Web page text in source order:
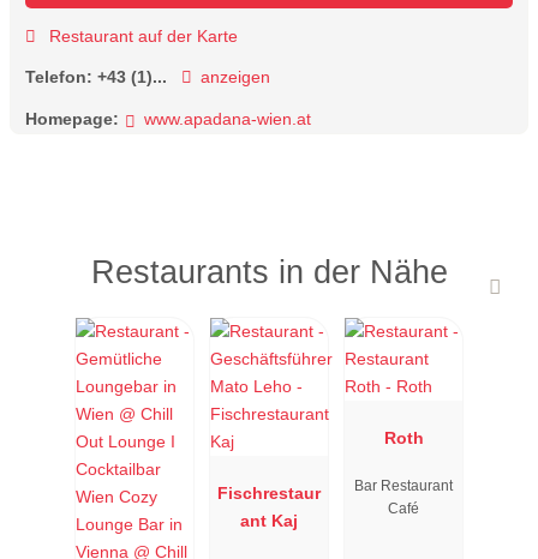
Restaurant auf der Karte
Telefon: +43 (1)... anzeigen
Homepage: www.apadana-wien.at
Restaurants in der Nähe
Fischrestaur
ant Kaj
Roth
Bar Restaurant
Café